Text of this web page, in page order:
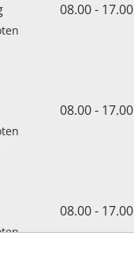
08.00 - 17.00
08.00 - 17.00
08.00 - 17.00